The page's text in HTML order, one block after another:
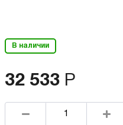
В наличии
32 533 Р